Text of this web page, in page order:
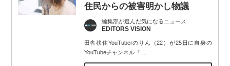
住民からの被害明かし物議
編集部が選んだ気になるニュース
EDITORS VISION
田舎移住YouTuberのりん（22）が25日に自身の
YouTubeチャンネル『